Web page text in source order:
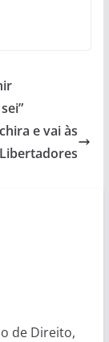
e vai às
de Direito,